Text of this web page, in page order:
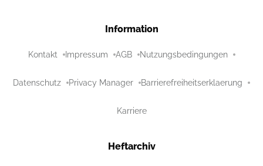
Information
Kontakt Impressum AGB Nutzungsbedingungen
Datenschutz Privacy Manager Barrierefreiheitserklaerung
Karriere
Heftarchiv